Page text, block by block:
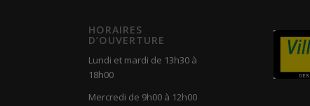
HORAIRES
D’OUVERTURE
Lundi et mardi de 13h30 à
18h00
Mercredi de 9h00 à 12h00